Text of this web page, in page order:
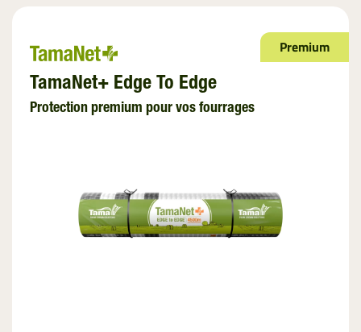
Premium
TamaNet+ Edge To Edge
Protection premium pour vos fourrages